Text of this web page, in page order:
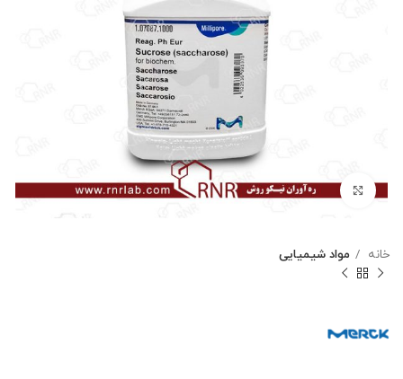
بزرگنمایی تصویر
خانه مواد شیمیایی